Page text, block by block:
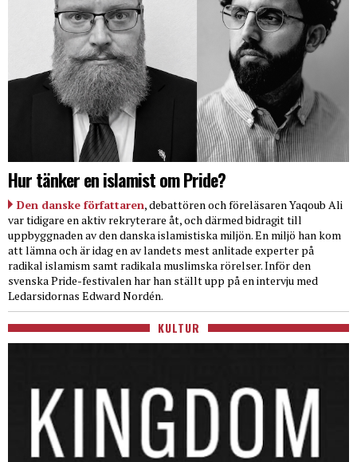
Hur tänker en islamist om Pride?
Den danske författaren, debattören och föreläsaren Yaqoub Ali
var tidigare en aktiv rekryterare åt, och därmed bidragit till
uppbyggnaden av den danska islamistiska miljön. En miljö han kom
att lämna och är idag en av landets mest anlitade experter på
radikal islamism samt radikala muslimska rörelser. Inför den
svenska Pride-festivalen har han ställt upp på en intervju med
Ledarsidornas Edward Nordén.
KULTUR